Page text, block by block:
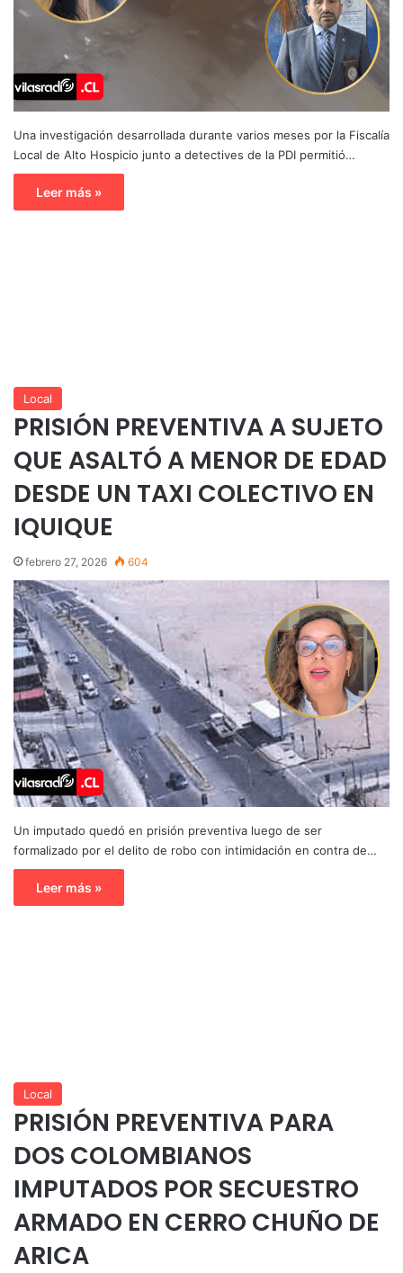
Una investigación desarrollada durante varios meses por la Fiscalía
Local de Alto Hospicio junto a detectives de la PDI permitió…
Leer más »
Local
PRISIÓN PREVENTIVA A SUJETO
QUE ASALTÓ A MENOR DE EDAD
DESDE UN TAXI COLECTIVO EN
IQUIQUE
febrero 27, 2026 604
Un imputado quedó en prisión preventiva luego de ser
formalizado por el delito de robo con intimidación en contra de…
Leer más »
Local
PRISIÓN PREVENTIVA PARA
DOS COLOMBIANOS
IMPUTADOS POR SECUESTRO
ARMADO EN CERRO CHUÑO DE
ARICA